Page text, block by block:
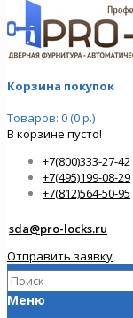
Корзина покупок
Товаров: 0 (0 р.)
В корзине пусто!
+7(800)333-27-42
+7(495)199-08-29
+7(812)564-50-95
sda@pro-locks.ru
Отправить заявку
Меню